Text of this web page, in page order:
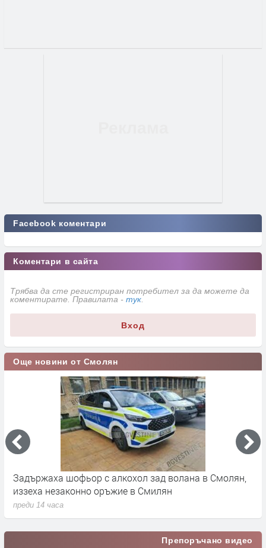
Facebook коментари
Коментари в сайта
Трябва да сте регистриран потребител за да можете да
коментирате. Правилата - тук
Вход
Още новини от Смолян
Задържаха шофьор с алкохол зад волана в Смолян,
иззеха незаконно оръжие в Смилян
преди 14 часа
Препоръчано видео